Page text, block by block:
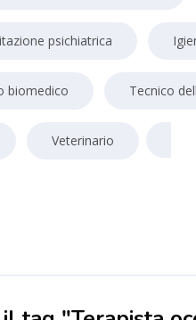
psichiatrica
biomedico Tecnico
Veterinario